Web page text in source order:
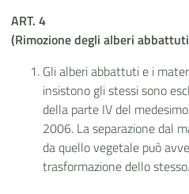
ART. 4
(Rimozione degli alberi
Gli alberi abbattuti e i
insistono gli stessi sono
della parte IV del
2006. La separazione dal
da quello vegetale può
trasformazione dello stesso.